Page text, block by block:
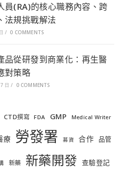
員(RA)的核心職務內容、跨
法規挑戰解法
/ 0 COMMENTS
品從研發到商業化：再生醫
對策略
日 / 0 COMMENTS
CTD撰寫 FDA GMP Medical Writer
療 勞發署 募資 合作 品管
新藥 新藥開發 查驗登記